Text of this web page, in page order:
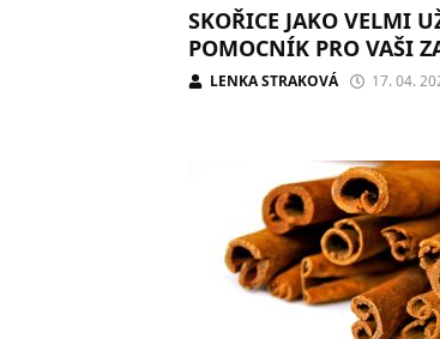
SKOŘICE JAKO VELMI
POMOCNÍK PRO VAŠI
LENKA STRAKOVÁ 17. 04.